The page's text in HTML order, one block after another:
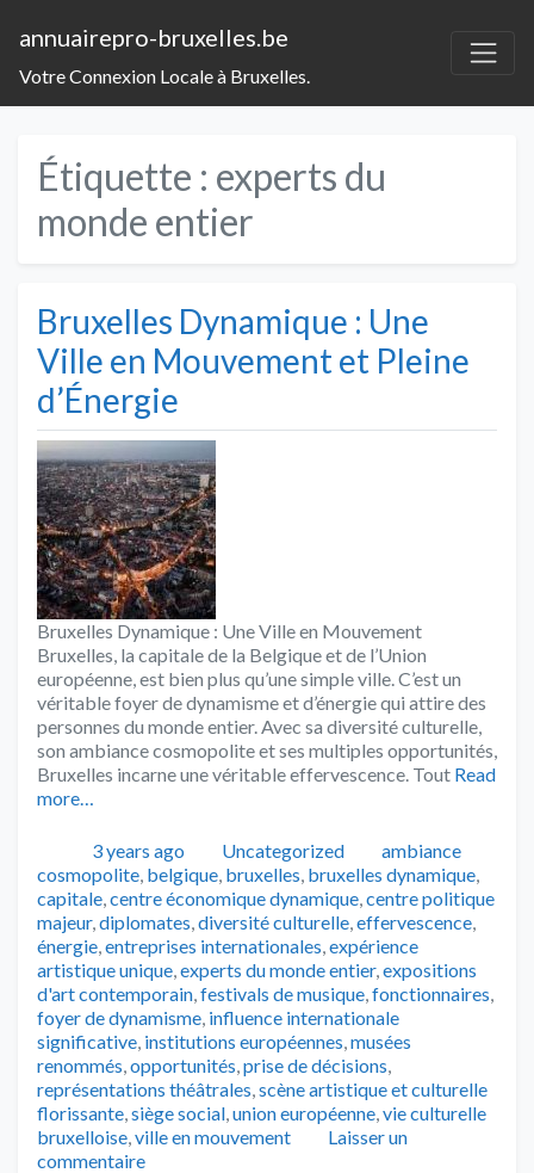
annuairepro-bruxelles.be
Votre Connexion Locale à Bruxelles.
Étiquette : experts du
monde entier
Bruxelles Dynamique : Une
Ville en Mouvement et Pleine
d’Énergie
Bruxelles Dynamique : Une Ville en Mouvement
Bruxelles, la capitale de la Belgique et de l’Union
européenne, est bien plus qu’une simple ville. C’est un
véritable foyer de dynamisme et d’énergie qui attire des
personnes du monde entier. Avec sa diversité culturelle,
son ambiance cosmopolite et ses multiples opportunités,
Bruxelles incarne une véritable effervescence. Tout Read
more…
Publié3 years ago Catégories
Uncategorized Tags
ambiance
cosmopolite, belgique, bruxelles, bruxelles dynamique,
capitale,centre économique dynamique,centre politique
majeur,diplomates,diversité culturelle,effervescence,
énergie,entreprises internationales,expérience
artistique unique,experts du monde entier,expositions
d'art contemporain,festivals de musique,fonctionnaires,
foyer de dynamisme, influence internationale
significative, institutions européennes,musées
renommés,opportunités,prise de décisions,
représentations théâtrales,scène artistique et culturelle
florissante,siège social,union européenne,vie culturelle
bruxelloise,ville en mouvement
Laisser un
commentaire